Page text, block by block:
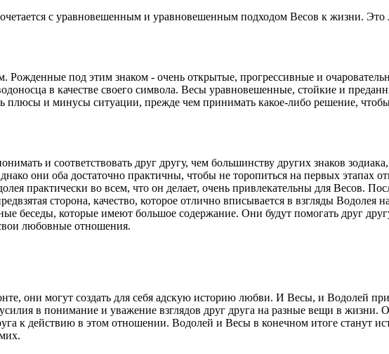
с уравновешенным и уравновешенным подходом Весов к жизни.
Рожденные под этим знаком - очень открытые, прогрессивные и
в качестве своего символа. Весы уравновешенные, стойкие и
плюсы и минусы ситуации, прежде чем принимать какое-либо решение,
и соответствовать друг другу, чем большинству других знаков
они оба достаточно практичны, чтобы не торопиться на первых этапах
практически во всем, что он делает, очень привлекательны для Весов.
сторона, качество, которое отлично вписывается в взгляды Водолея
беседы, которые имеют большое содержание. Они будут помогать друг
любовные отношения.
они могут создать для себя адскую историю любви. И Весы, и Водолей
в понимание и уважение взглядов друг друга на разные вещи в жизни.
к действию в этом отношении. Водолей и Весы в конечном итоге станут